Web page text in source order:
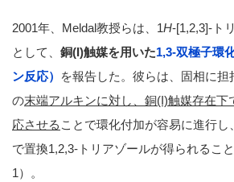
2001年、Meldal教授らは、1H-[1,2,3]-ト
として、 銅(I)触媒を用いた1,3-双極子環
ン反応）
を報告した。彼らは、固相に
の末端アルキンに対し、銅(I)触媒存在下
応させる ことで環化付加が容易に進行し、
で置換1,2,3-トリアゾールが得られるこ
1）。